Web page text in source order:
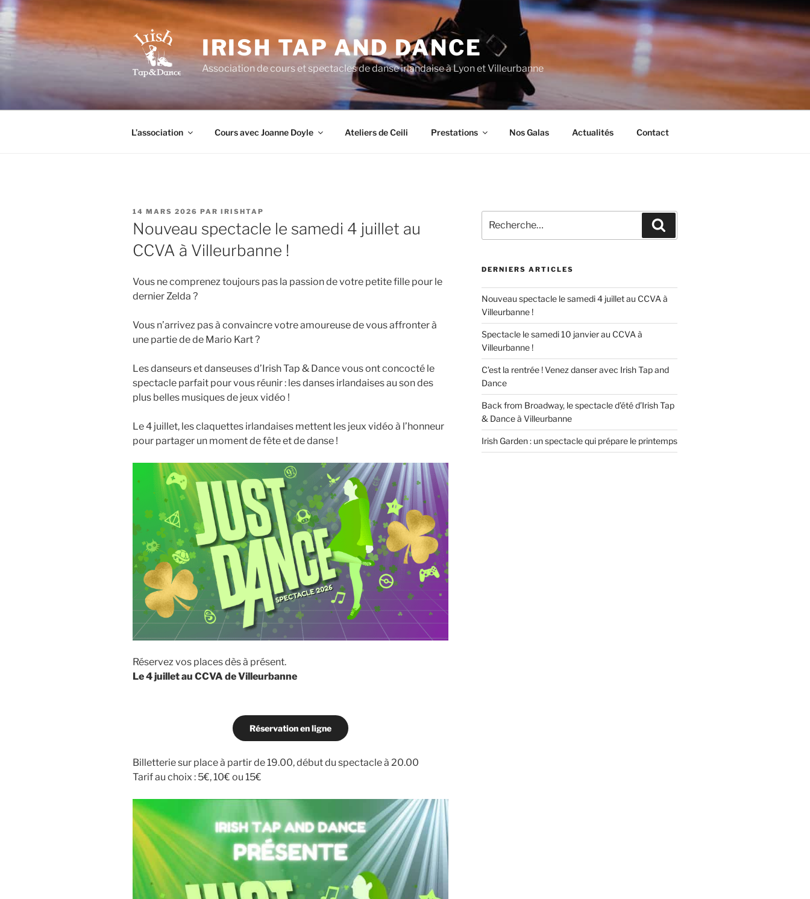
Aller
contenu
principal
IRISH TAP AND DANCE
Association de cours et spectacles de danse irlandaise à Lyon et Villeurbanne
L’association Cours avec Joanne Doyle Ateliers de Ceili Prestations Nos Galas Actualités Contact
PUBLIÉ
LE
14 MARS 2026 PAR IRISHTAP
Nouveau spectacle le samedi 4 juillet au
CCVA à Villeurbanne !
Vous ne comprenez toujours pas la passion de votre petite fille pour le
dernier Zelda ?
Vous n’arrivez pas à convaincre votre amoureuse de vous affronter à
une partie de de Mario Kart ?
Les danseurs et danseuses d’Irish Tap & Dance vous ont concocté le
spectacle parfait pour vous réunir : les danses irlandaises au son des
plus belles musiques de jeux vidéo !
Le 4 juillet, les claquettes irlandaises mettent les jeux vidéo à l’honneur
pour partager un moment de fête et de danse !
Réservez vos places dès à présent.
Le 4 juillet au CCVA de Villeurbanne
Réservation en ligne
Billetterie sur place à partir de 19.00, début du spectacle à 20.00
Tarif au choix : 5€, 10€ ou 15€
pour
:
DERNIERS ARTICLES
Nouveau spectacle le samedi 4 juillet au CCVA à
Villeurbanne !
Spectacle le samedi 10 janvier au CCVA à
Villeurbanne !
C’est la rentrée ! Venez danser avec Irish Tap and
Dance
Back from Broadway, le spectacle d’été d’Irish Tap
& Dance à Villeurbanne
Irish Garden : un spectacle qui prépare le printemps